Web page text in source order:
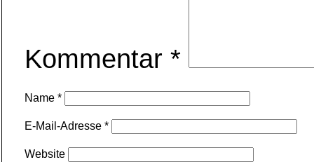
Kommentar *
Name *
E-Mail-Adresse *
Website